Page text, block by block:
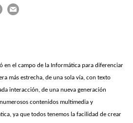
en el campo de la Informática para diferenciar
más estrecha, de una sola vía, con texto
interacción, de una nueva generación
contenidos multimedia y
ya que todos tenemos la facilidad de crear